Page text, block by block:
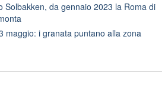
Solbakken, da gennaio 2023 la Roma di
maggio: i granata puntano alla zona